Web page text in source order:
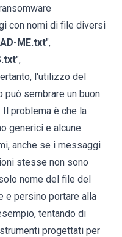
con nomi di file diversi
ME.txt",
",
l'utilizzo del
sembrare un buon
problema è che la
generici e alcune
anche se i messaggi
stesse non sono
nome del file del
e persino portare alla
tentando di
progettati per